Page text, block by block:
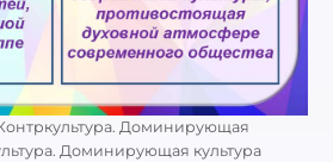
Контркультура. Доминирующая
Доминирующая культура